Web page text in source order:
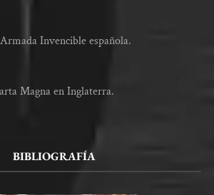
Invencible española.
Magna en Inglaterra.
BIBLIOGRAFÍA